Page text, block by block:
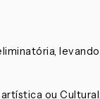
ou Cultural;